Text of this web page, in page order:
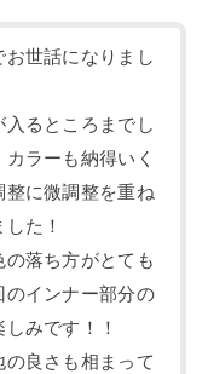
世話になりまし
るところまでし
ラーも納得いく
整に微調整を重ね
た！
落ち方がとても
のインナー部分の
みです！！
良さも相まって